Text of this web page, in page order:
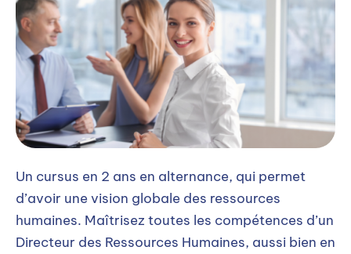
Un cursus en 2 ans en alternance, qui permet
d’avoir une vision globale des ressources
humaines. Maîtrisez toutes les compétences d’un
Directeur des Ressources Humaines, aussi bien en
Recrutement - Mobilité interne •
Ingénierie de formation
Gestion des compétences
Gestion des talents
Anglais professionnel
BLOC 3 : COMMUNICATION
ET NÉGOCIATION SOCIALE
Communication de crise
Communication interne